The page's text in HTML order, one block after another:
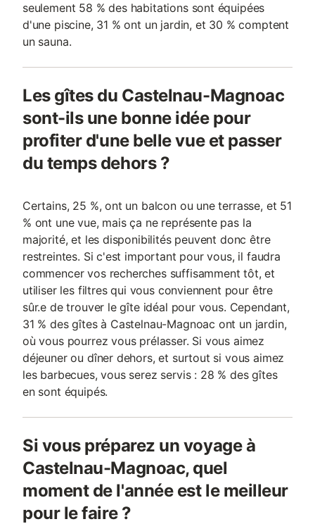
seulement 58 % des habitations sont équipées
d'une piscine, 31 % ont un jardin, et 30 % comptent
un sauna.
Les gîtes du Castelnau-Magnoac
sont-ils une bonne idée pour
profiter d'une belle vue et passer
du temps dehors ?
Certains, 25 %, ont un balcon ou une terrasse, et 51
% ont une vue, mais ça ne représente pas la
majorité, et les disponibilités peuvent donc être
restreintes. Si c'est important pour vous, il faudra
commencer vos recherches suffisamment tôt, et
utiliser les filtres qui vous conviennent pour être
sûr.e de trouver le gîte idéal pour vous. Cependant,
31 % des gîtes à Castelnau-Magnoac ont un jardin,
où vous pourrez vous prélasser. Si vous aimez
déjeuner ou dîner dehors, et surtout si vous aimez
les barbecues, vous serez servis : 28 % des gîtes
en sont équipés.
Si vous préparez un voyage à
Castelnau-Magnoac, quel
moment de l'année est le meilleur
pour le faire ?